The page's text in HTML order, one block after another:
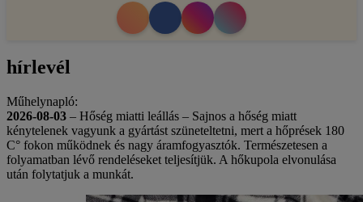
hírlevél
Műhelynapló:
2026-08-03 – Hőség miatti leállás – Sajnos a hőség miatt
kénytelenek vagyunk a gyártást szüneteltetni, mert a hőprések 180
C° fokon működnek és nagy áramfogyasztók. Természetesen a
folyamatban lévő rendeléseket teljesítjük. A hőkupola elvonulása
után folytatjuk a munkát.